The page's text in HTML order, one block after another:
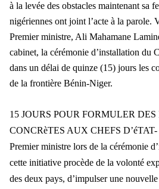
à la levée des obstacles maintenant sa
nigériennes ont joint l’acte à la parole.
Premier ministre, Ali Mahamane
cabinet, la cérémonie d’installation du
dans un délai de quinze (15) jours les
de la frontière Bénin-Niger.
15 JOURS POUR FORMULER DES
CONCRèTES AUX CHEFS D’éTAT-
Premier ministre lors de la cérémonie
cette initiative procède de la volonté
des deux pays, d’impulser une